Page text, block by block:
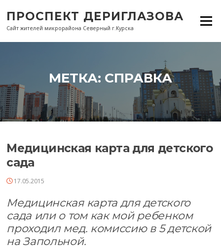
содержанию
ПРОСПЕКТ ДЕРИГЛАЗОВА
Сайт жителей микрорайона Северный г.Курска
Меню
МЕТКА: СПРАВКА
Медицинская карта для детского
сада
17.05.2015
Медицинская карта для детского
сада или о том как мой ребенком
проходил мед. комиссию в 5 детской
на Запольной.